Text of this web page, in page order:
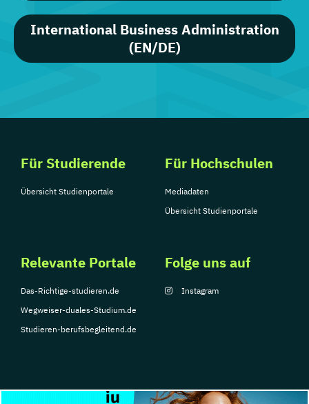
International Business Administration
(EN/DE)
Für Studierende
Übersicht Studienportale
Für Hochschulen
Mediadaten
Übersicht Studienportale
Relevante Portale
Das-Richtige-studieren.de
Wegweiser-duales-Studium.de
Studieren-berufsbegleitend.de
Folge uns auf
Instagram